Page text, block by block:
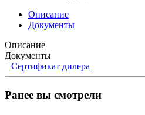
Описание
Документы
Описание
Документы
Сертификат дилера
Ранее вы смотрели